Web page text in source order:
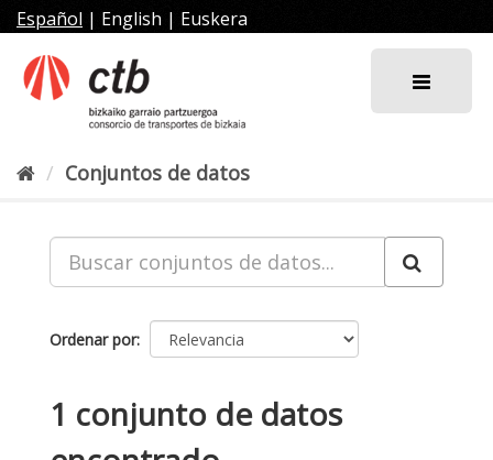
al
contenido
Español | English | Euskera
Conjuntos de datos
Ordenar por
1 conjunto de datos